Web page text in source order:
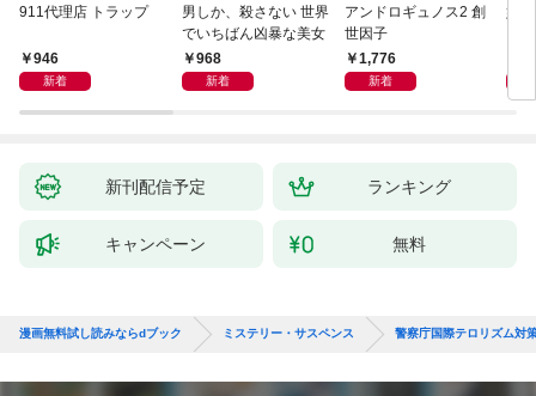
911代理店 トラップ
946
新着
男しか、殺さない 世界
でいちばん凶暴な美女
968
新着
アンドロギュノス2 創
世因子
1,776
新着
姐
新刊配信予定 ランキング
キャンペーン 無料
漫画無料試し読みならdブック ミステリー・サスペンス 警察庁国際テロリズム対